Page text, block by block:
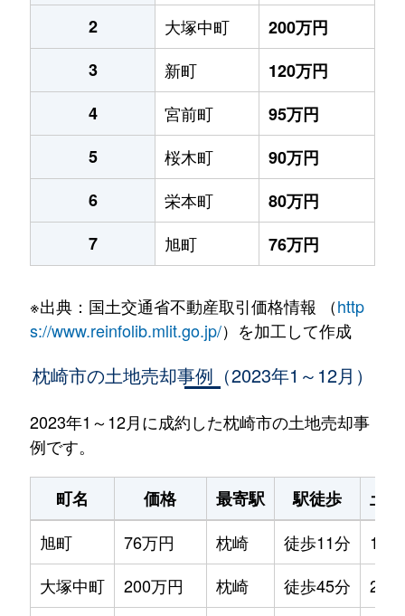
2
大塚中町
200万円
3
新町
120万円
4
宮前町
95万円
5
桜木町
90万円
6
栄本町
80万円
7
旭町 76万円
※出典：国土交通省不動産取引価格情報 （http
s://www.reinfolib.mlit.go.jp/）を加工して作成
枕崎市の土地売却事例（2023年1～12月）
2023年1～12月に成約した枕崎市の土地売却事
例です。
町名 価格 最寄駅 駅徒歩
土
旭町
76万円 枕崎 徒歩11分
大塚中町
200万円 枕崎 徒歩45分